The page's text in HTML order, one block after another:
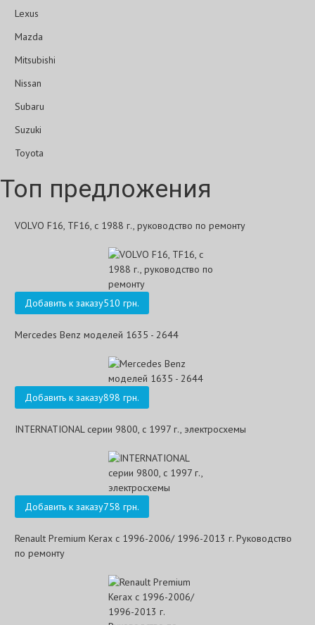
Lexus
Mazda
Mitsubishi
Nissan
Subaru
Suzuki
Toyota
Топ предложения
VOLVO F16, TF16, с 1988 г., руководство по ремонту
Добавить к заказу510 грн.
Mercedes Benz моделей 1635 - 2644
Добавить к заказу898 грн.
INTERNATIONAL серии 9800, с 1997 г., электросхемы
Добавить к заказу758 грн.
Renault Premium Kerax с 1996-2006/ 1996-2013 г. Руководство
по ремонту